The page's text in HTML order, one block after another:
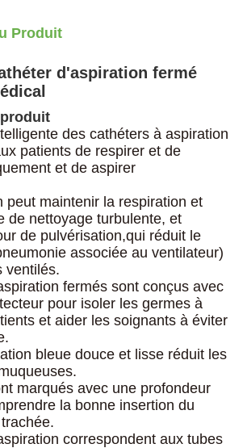
Produit
d'aspiration fermé
des cathéters à aspiration
patients de respirer et de
et de aspirer
peut maintenir la respiration et
de nettoyage turbulente, et
de pulvérisation,qui réduit le
associée au ventilateur)
ventilés.
fermés sont conçus avec
pour isoler les germes à
et aider les soignants à éviter
bleue douce et lisse réduit les
marqués avec une profondeur
la bonne insertion du
correspondent aux tubes